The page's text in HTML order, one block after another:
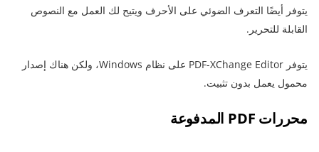
يتوفر أيضًا التعرف الضوئي على الأحرف ويتيح لك العمل مع النصوص
القابلة للتحرير.
يتوفر PDF-XChange Editor على نظام Windows، ولكن هناك إصدار
محمول يعمل بدون تثبيت.
محررات PDF المدفوعة